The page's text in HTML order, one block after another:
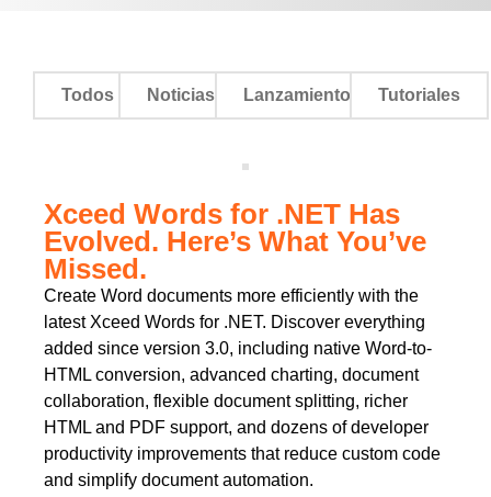
Todos Noticias Lanzamientos Tutoriales
Xceed Words for .NET Has
Evolved. Here’s What You’ve
Missed.
Create Word documents more efficiently with the
latest Xceed Words for .NET. Discover everything
added since version 3.0, including native Word-to-
HTML conversion, advanced charting, document
collaboration, flexible document splitting, richer
HTML and PDF support, and dozens of developer
productivity improvements that reduce custom code
and simplify document automation.